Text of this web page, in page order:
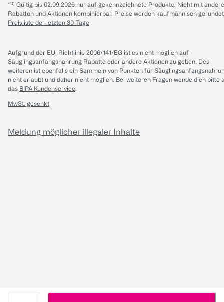
*¹⁰ Gültig bis 02.09.2026 nur auf gekennzeichnete Produkte. Nicht mit
Rabatten und Aktionen kombinierbar. Preise werden kaufmännisch
Preisliste der letzten 30 Tage
Aufgrund der EU-Richtlinie 2006/141/EG ist es nicht möglich auf
Säuglingsanfangsnahrung Rabatte oder andere Aktionen zu geben. Des
weiteren ist ebenfalls ein Sammeln von Punkten für
nicht erlaubt und daher nicht möglich. Bei weiteren Fragen wende dich bitte
das BIPA Kundenservice.
MwSt. gesenkt
Meldung möglicher illegaler Inhalte